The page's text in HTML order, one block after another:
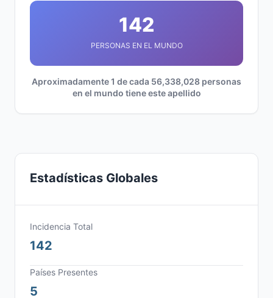
142
PERSONAS EN EL MUNDO
Aproximadamente 1 de cada 56,338,028 personas
en el mundo tiene este apellido
Estadísticas Globales
Incidencia Total
142
Países Presentes
5